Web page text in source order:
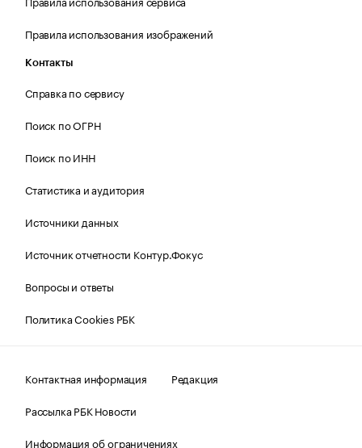
Правила использования изображений
Контакты
Справка по сервису
Поиск по ОГРН
Поиск по ИНН
Статистика и аудитория
Источники данных
Источник отчетности Контур.Фокус
Вопросы и ответы
Политика Cookies РБК
Контактная информация
Редакция
Рассылка РБК Новости
Информация об ограничениях